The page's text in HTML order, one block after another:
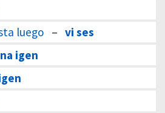
luego – vi ses
igen